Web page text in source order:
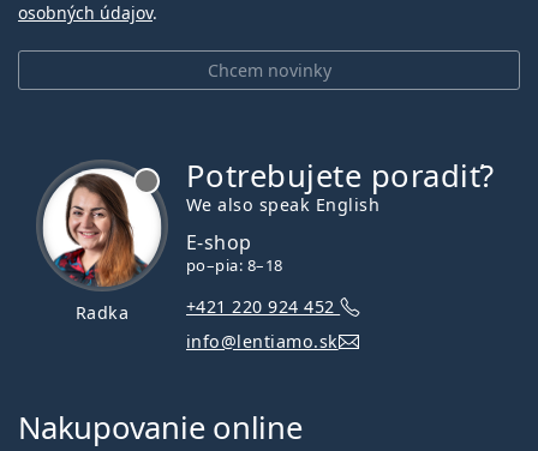
Chcem novinky
osobných údajov.
Radka
Potrebujete poradiť?
We also speak English
E-shop
po–pia: 8–18
+421 220 924 452
info@lentiamo.sk
Nakupovanie online